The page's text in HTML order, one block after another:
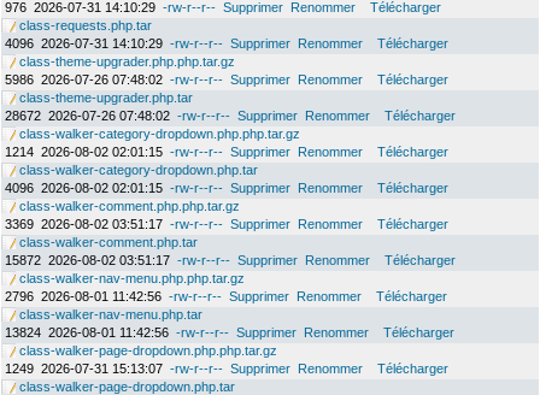
976 2026-07-31 14:10:29 -rw-r--r-- Supprimer Renommer
Télécharger
class-requests.php.tar
4096 2026-07-31 14:10:29 -rw-r--r-- Supprimer Renommer
Télécharger
class-theme-upgrader.php.php.tar.gz
5986 2026-07-26 07:48:02 -rw-r--r-- Supprimer Renommer
Télécharger
class-theme-upgrader.php.tar
28672 2026-07-26 07:48:02 -rw-r--r-- Supprimer Renommer
Télécharger
class-walker-category-dropdown.php.php.tar.gz
1214 2026-08-02 02:01:15 -rw-r--r-- Supprimer Renommer
Télécharger
class-walker-category-dropdown.php.tar
4096 2026-08-02 02:01:15 -rw-r--r-- Supprimer Renommer
Télécharger
class-walker-comment.php.php.tar.gz
3369 2026-08-02 03:51:17 -rw-r--r-- Supprimer Renommer
Télécharger
class-walker-comment.php.tar
15872 2026-08-02 03:51:17 -rw-r--r-- Supprimer Renommer
Télécharger
class-walker-nav-menu.php.php.tar.gz
2796 2026-08-01 11:42:56 -rw-r--r-- Supprimer Renommer
Télécharger
class-walker-nav-menu.php.tar
13824 2026-08-01 11:42:56 -rw-r--r-- Supprimer Renommer
Télécharger
class-walker-page-dropdown.php.php.tar.gz
1249 2026-07-31 15:13:07 -rw-r--r-- Supprimer Renommer
Télécharger
class-walker-page-dropdown.php.tar